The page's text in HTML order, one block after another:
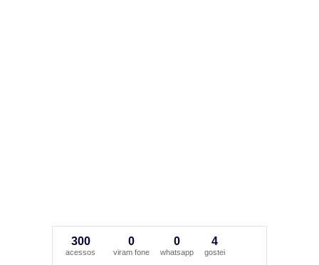
300
acessos
0
viram fone
0
whatsapp
4
gostei